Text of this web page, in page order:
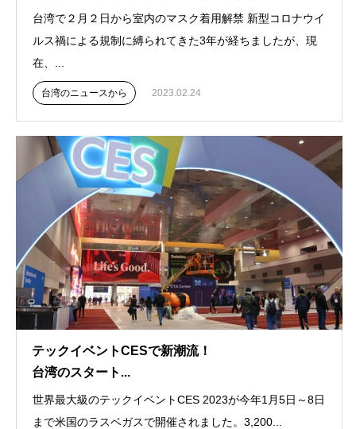
台湾で２月２日から室内のマスク着用解禁 新型コロナウイ
ルス禍による規制に縛られてきた3年が経ちましたが、現
在、...
台湾のニュースから 2023.02.24
テックイベントCESで新潮流！
台湾のスタート...
世界最大級のテックイベントCES 2023が今年1月5日～8日
まで米国のラスベガスで開催されました。3,200...